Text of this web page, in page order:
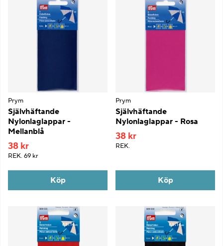
Prym
Självhäftande
Nylonlaglappar -
Mellanblå
38 kr
REK. 69 kr
Köp
Prym
Självhäftande
Nylonlaglappar - Rosa
38 kr
REK.
Köp